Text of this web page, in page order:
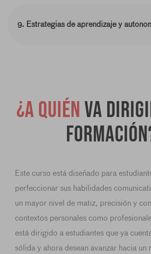
9. Estrategias de aprendizaje y
¿A quiénva
Este curso está diseñado para
perfeccionar sus habilidades
un mayor nivel de matiz, precisión y
contextos personales como
está dirigido a estudiantes que ya
sólida y ahora desean avanzar hacia un